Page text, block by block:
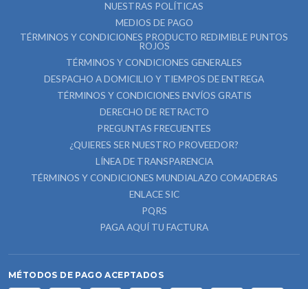
NUESTRAS POLÍTICAS
MEDIOS DE PAGO
TÉRMINOS Y CONDICIONES PRODUCTO REDIMIBLE PUNTOS
ROJOS
TÉRMINOS Y CONDICIONES GENERALES
DESPACHO A DOMICILIO Y TIEMPOS DE ENTREGA
TÉRMINOS Y CONDICIONES ENVÍOS GRATIS
DERECHO DE RETRACTO
PREGUNTAS FRECUENTES
¿QUIERES SER NUESTRO PROVEEDOR?
LÍNEA DE TRANSPARENCIA
TÉRMINOS Y CONDICIONES MUNDIALAZO COMADERAS
ENLACE SIC
PQRS
PAGA AQUÍ TU FACTURA
MÉTODOS DE PAGO ACEPTADOS